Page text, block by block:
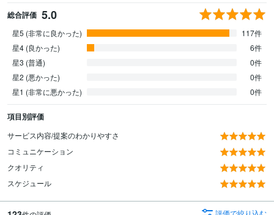
総合評価 5.0
星5 (非常に良かった)
117件
星4 (良かった)
6件
星3 (普通)
0件
星2 (悪かった)
0件
星1 (非常に悪かった)
0件
項目別評価
サービス内容/提案のわかりやすさ
コミュニケーション
クオリティ
スケジュール
評価で絞り込む